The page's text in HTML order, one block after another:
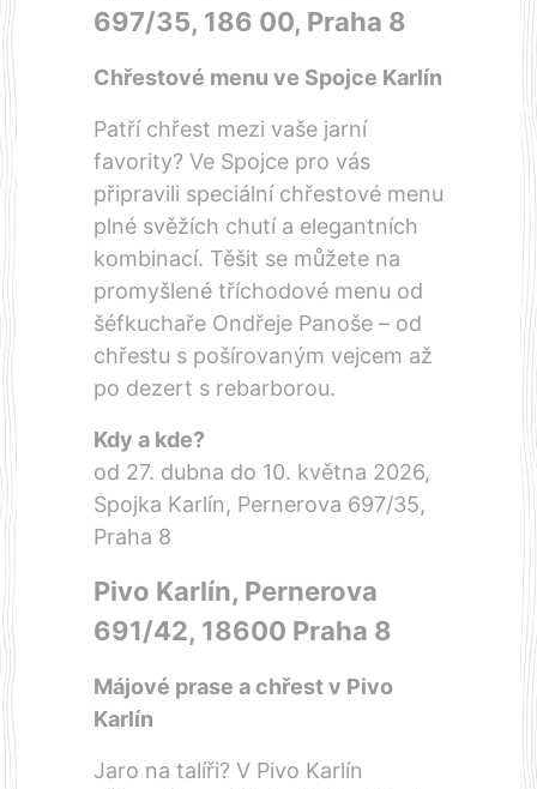
697/35, 186 00, Praha 8
Chřestové menu ve Spojce Karlín
Patří chřest mezi vaše jarní
favority? Ve Spojce pro vás
připravili speciální chřestové menu
plné svěžích chutí a elegantních
kombinací. Těšit se můžete na
promyšlené tříchodové menu od
šéfkuchaře Ondřeje Panoše – od
chřestu s pošírovaným vejcem až
po dezert s rebarborou.
Kdy a kde?
od 27. dubna do 10. května 2026,
Spojka Karlín, Pernerova 697/35,
Praha 8
Pivo Karlín, Pernerova
691/42, 18600 Praha 8
Májové prase a chřest v Pivo
Karlín
Jaro na talíři? V Pivo Karlín